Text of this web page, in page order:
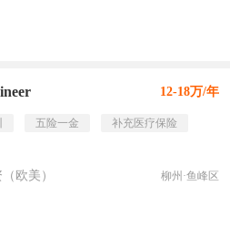
12-18万/年
五险一金
补充医疗保险
欧美） 柳州·鱼峰区